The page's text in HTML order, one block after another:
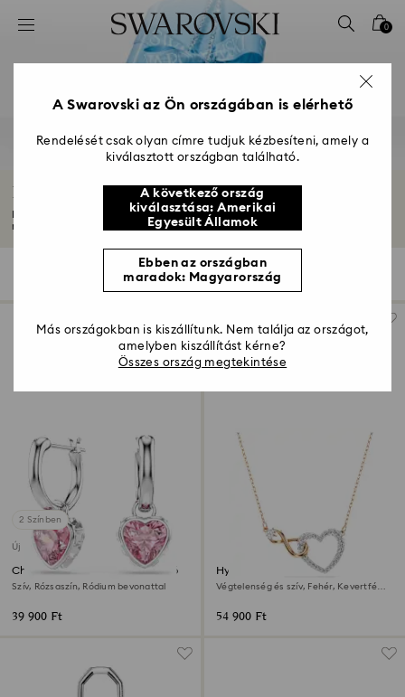
Hozzáférési-kulcs lista
2 - Lábléc
3 – Szűrés
4 - keresési találat
0
Évfordulós ékszerek és ajándékok
Fedezze fel gyönyörű évfordulós ajándékainkat számára és szamara. Találja
meg...
szűrő
szűrő Rendezési szempont
Rendezési
szempont
2 Színben
Új
Chroma csepp alakú fülbevaló
Szív, Rózsaszín, Ródium bevonattal
39 900 Ft
Hyperbola nyaklánc
Végtelenség és szív, Fehér, Kevertfém-
54 900 Ft
A Swarovski az Ön országában is elérhető
Rendelését csak olyan címre tudjuk kézbesíteni, amely a
kiválasztott országban található.
A következő ország
kiválasztása: Amerikai
Egyesült Államok
Ebben az országban
maradok: Magyarország
Más országokban is kiszállítunk. Nem találja az országot,
amelyben kiszállítást kérne?
Összes ország megtekintése